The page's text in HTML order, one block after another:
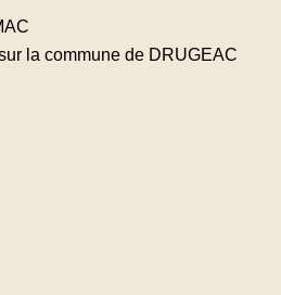
la commune de DRUGEAC